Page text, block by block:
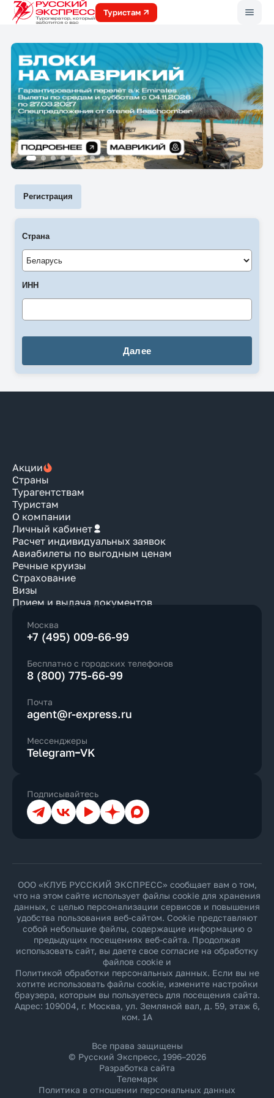
Туристам
Регистрация
Страна
ИНН
Акции
Страны
Турагентствам
Туристам
О компании
Личный кабинет
Расчет индивидуальных заявок
Авиабилеты по выгодным ценам
Речные круизы
Страхование
Визы
Прием и выдача документов
Москва
+7 (495) 009-66-99
Бесплатно с городских телефонов
8 (800) 775-66-99
Почта
agent@r-express.ru
Мессенджеры
Telegram VK
Подписывайтесь
ТелеграмВКонтакте
YouTubeДзен Max
ООО «КЛУБ РУССКИЙ ЭКСПРЕСС» сообщает вам о том,
что на этом сайте использует файлы cookie для хранения
данных, с целью персонализации сервисов и повышения
удобства пользования веб-сайтом. Cookie представляют
собой небольшие файлы, содержащие информацию о
предыдущих посещениях веб-сайта. Продолжая
использовать сайт, вы даете свое согласие на обработку
файлов cookie и
Политикой обработки персональных данных. Если вы не
хотите использовать файлы cookie, измените настройки
браузера, которым вы пользуетесь для посещения сайта.
Адрес: 109004, г. Москва, ул. Земляной вал, д. 59, этаж 6,
ком. 1А
Все права защищены
© Русский Экспресс, 1996–2026
Разработка сайта
Телемарк
Политика в отношении персональных данных